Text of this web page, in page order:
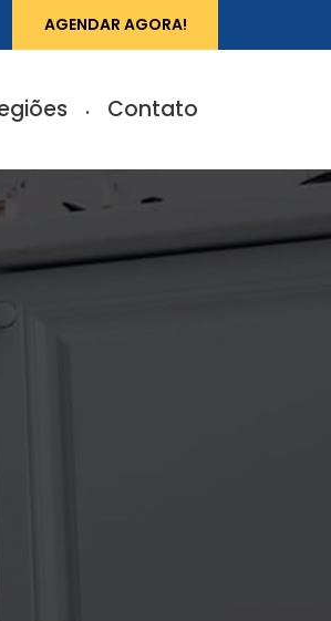
AGENDAR AGORA!
Contato